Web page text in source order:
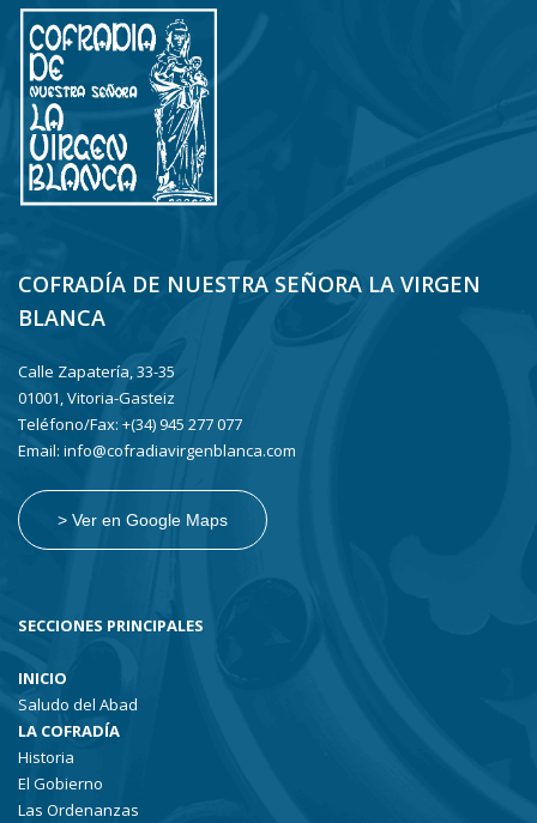
COFRADÍA DE NUESTRA SEÑORA LA VIRGEN
BLANCA
Calle Zapatería, 33-35
01001, Vitoria-Gasteiz
Teléfono/Fax: +(34) 945 277 077
Email: info@cofradiavirgenblanca.com
> Ver en Google Maps
SECCIONES PRINCIPALES
INICIO
Saludo del Abad
LA COFRADÍA
Historia
El Gobierno
Las Ordenanzas